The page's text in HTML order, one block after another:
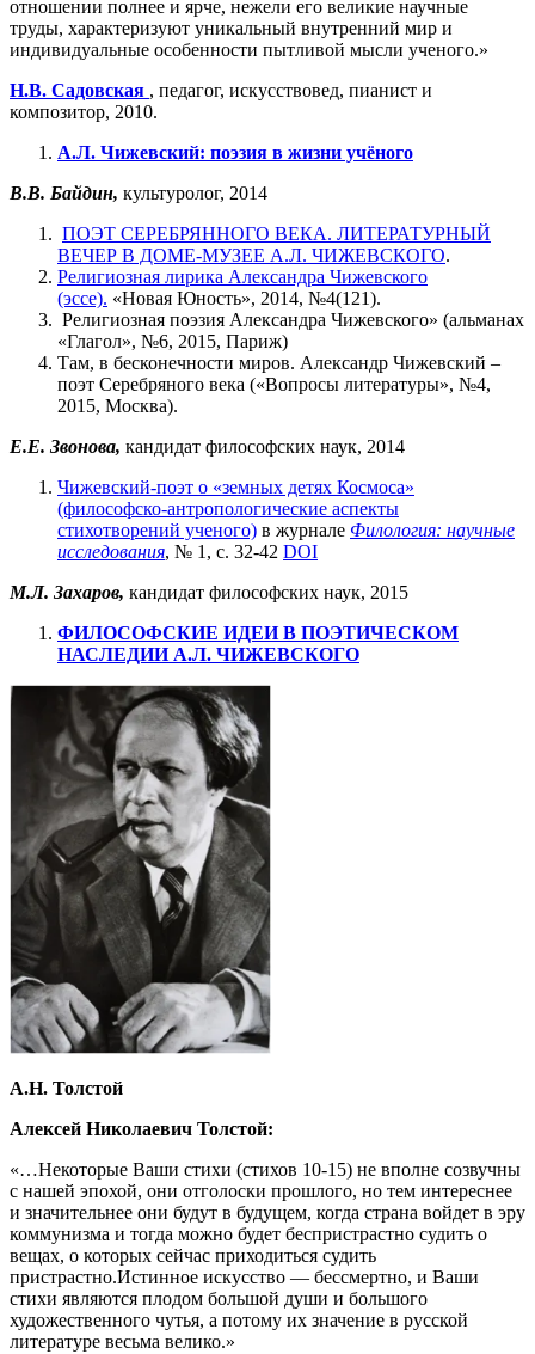
отношении полнее и ярче, нежели его великие научные
труды, характеризуют уникальный внутренний мир и
индивидуальные особенности пытливой мысли ученого.»
Н.В. Садовская , педагог, искусствовед, пианист и
композитор, 2010.
А.Л. Чижевский: поэзия в жизни учёного
В.В. Байдин, культуролог, 2014
ПОЭТ СЕРЕБРЯННОГО ВЕКА. ЛИТЕРАТУРНЫЙ
ВЕЧЕР В ДОМЕ-МУЗЕЕ А.Л. ЧИЖЕВСКОГО.
Религиозная лирика Александра Чижевского
(эссе). «Новая Юность», 2014, №4(121).
Религиозная поэзия Александра Чижевского» (альманах
«Глагол», №6, 2015, Париж)
Там, в бесконечности миров. Александр Чижевский –
поэт Серебряного века («Вопросы литературы», №4,
2015, Москва).
Е.Е. Звонова, кандидат философских наук, 2014
Чижевский-поэт о «земных детях Космоса»
(философско-антропологические аспекты
стихотворений ученого) в журнале Филология: научные
исследования, № 1, с. 32-42 DOI
М.Л. Захаров, кандидат философских наук, 2015
ФИЛОСОФСКИЕ ИДЕИ В ПОЭТИЧЕСКОМ
НАСЛЕДИИ А.Л. ЧИЖЕВСКОГО
А.Н. Толстой
Алексей Николаевич Толстой:
«…Некоторые Ваши стихи (стихов 10-15) не вполне созвучны
с нашей эпохой, они отголоски прошлого, но тем интереснее
и значительнее они будут в будущем, когда страна войдет в эру
коммунизма и тогда можно будет беспристрастно судить о
вещах, о которых сейчас приходиться судить
пристрастно.Истинное искусство — бессмертно, и Ваши
стихи являются плодом большой души и большого
художественного чутья, а потому их значение в русской
литературе весьма велико.»